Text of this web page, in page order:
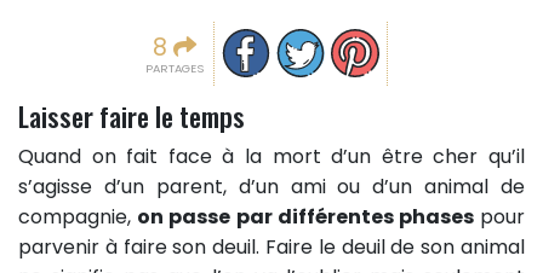
8
PARTAGES
Partager sur facebook
Partager sur Twitter
Epingler sur Pinterest
Laisser faire le temps
Quand on fait face à la mort d’un être cher qu’il
s’agisse d’un parent, d’un ami ou d’un animal de
compagnie, on passe par différentes phasespour
parvenir à faire son deuil. Faire le deuil de son animal